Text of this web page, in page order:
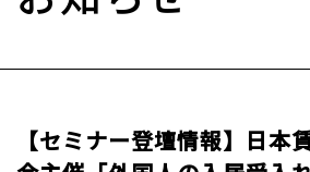
【セミナー登壇情報】日本